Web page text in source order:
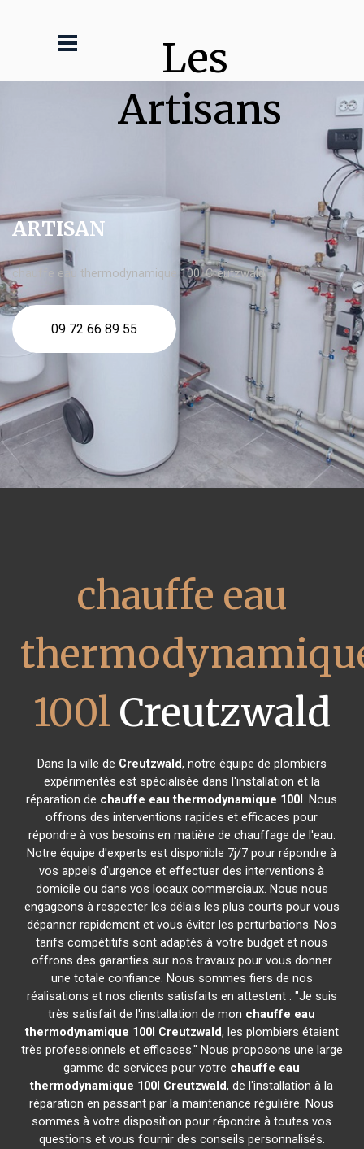
Les
Artisans
ARTISAN
chauffe eau thermodynamique 100l Creutzwald
09 72 66 89 55
chauffe eau
100l Creutzwald
Dans la ville de Creutzwald, notre équipe de plombiers
expérimentés est spécialisée dans l'installation et la
réparation de chauffe eau thermodynamique 100l. Nous
offrons des interventions rapides et efficaces pour
répondre à vos besoins en matière de chauffage de l'eau.
Notre équipe d'experts est disponible 7j/7 pour répondre à
vos appels d'urgence et effectuer des interventions à
domicile ou dans vos locaux commerciaux. Nous nous
engageons à respecter les délais les plus courts pour vous
dépanner rapidement et vous éviter les perturbations. Nos
tarifs compétitifs sont adaptés à votre budget et nous
offrons des garanties sur nos travaux pour vous donner
une totale confiance. Nous sommes fiers de nos
réalisations et nos clients satisfaits en attestent : "Je suis
très satisfait de l'installation de mon chauffe eau
thermodynamique 100l Creutzwald, les plombiers étaient
très professionnels et efficaces." Nous proposons une large
gamme de services pour votre chauffe eau
thermodynamique 100l Creutzwald, de l'installation à la
réparation en passant par la maintenance régulière. Nous
sommes à votre disposition pour répondre à toutes vos
questions et vous fournir des conseils personnalisés.